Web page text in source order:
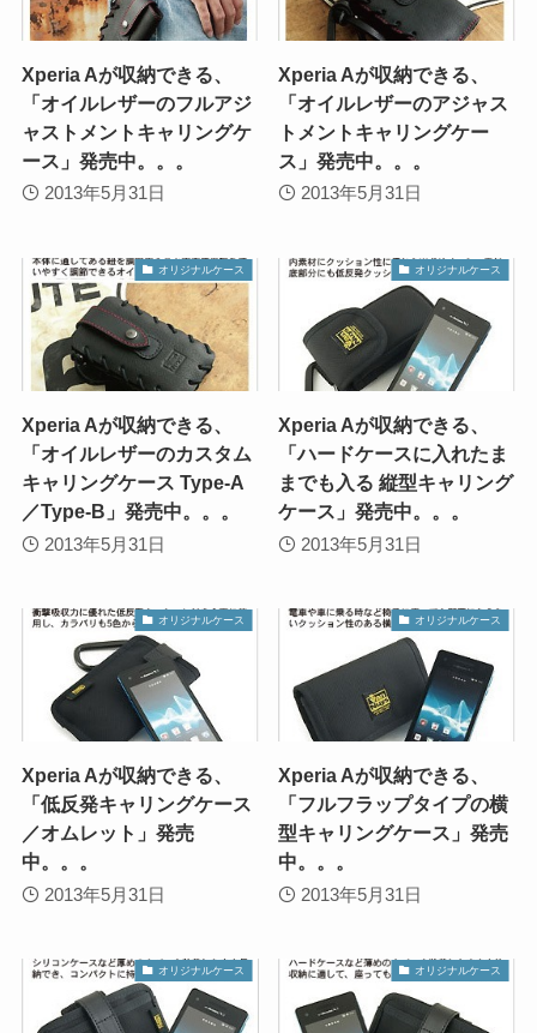
Xperia Aが収納できる、
「オイルレザーのフルアジ
ャストメントキャリングケ
ース」発売中。。。
2013年5月31日
Xperia Aが収納できる、
「オイルレザーのアジャス
トメントキャリングケー
ス」発売中。。。
2013年5月31日
オリジナルケース
Xperia Aが収納できる、
「オイルレザーのカスタム
キャリングケース Type-A
／Type-B」発売中。。。
2013年5月31日
オリジナルケース
Xperia Aが収納できる、
「ハードケースに入れたま
までも入る 縦型キャリング
ケース」発売中。。。
2013年5月31日
オリジナルケース
Xperia Aが収納できる、
「低反発キャリングケース
／オムレット」発売
中。。。
2013年5月31日
オリジナルケース
Xperia Aが収納できる、
「フルフラップタイプの横
型キャリングケース」発売
中。。。
2013年5月31日
オリジナルケース オリジナルケース